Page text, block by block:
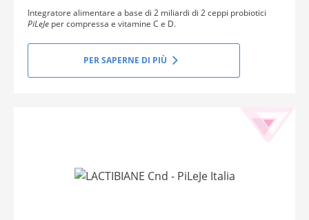
Integratore alimentare a base di 2 miliardi di 2 ceppi probiotici
PiLeJe per compressa e vitamine C e D.
PER SAPERNE DI PIÙ